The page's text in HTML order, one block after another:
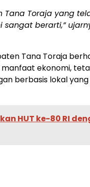
Tana Toraja yang
sangat berarti,”
Tana Toraja
ekonomi,
berbasis lokal yang
HUT ke-80 RI